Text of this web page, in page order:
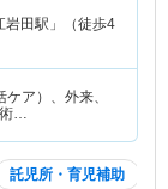
岩田駅」（徒歩4
ア）、外来、
術…
託児所・育児補助